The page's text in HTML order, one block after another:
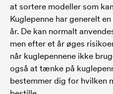
at sortere modeller som
Kuglepenne har generelt
år. De kan normalt
men efter et år øges
når kuglepennene ikke
også at tænke på
bestemmer dig for hvilken